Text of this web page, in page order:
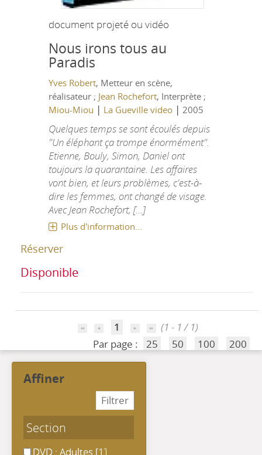
document projeté ou vidéo
Nous irons tous au
Paradis
Yves Robert, Metteur en scène,
réalisateur ; Jean Rochefort, Interprète ;
Miou-Miou | La Gueville video| 2005
Quelques temps se sont écoulés depuis
"Un éléphant ça trompe énormément".
Etienne, Bouly, Simon, Daniel ont
toujours la quarantaine. Les affaires
vont bien, et leurs problèmes, c'est-à-
dire les femmes, ont changé de visage.
Avec Jean Rochefort, [...]
Plus d'information...
Réserver
Disponible
1
(1 - 1 / 1)
Par page :
25 50 100 200
affiner
Section
DVD : Adultes
DVD : Adultes [1]